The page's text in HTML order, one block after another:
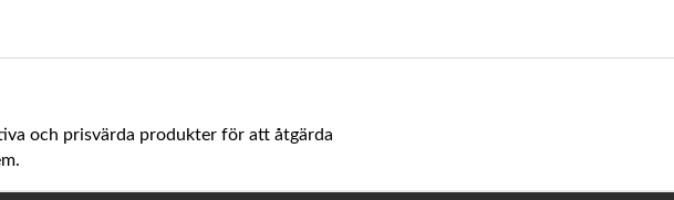
och prisvärda produkter för att åtgärda